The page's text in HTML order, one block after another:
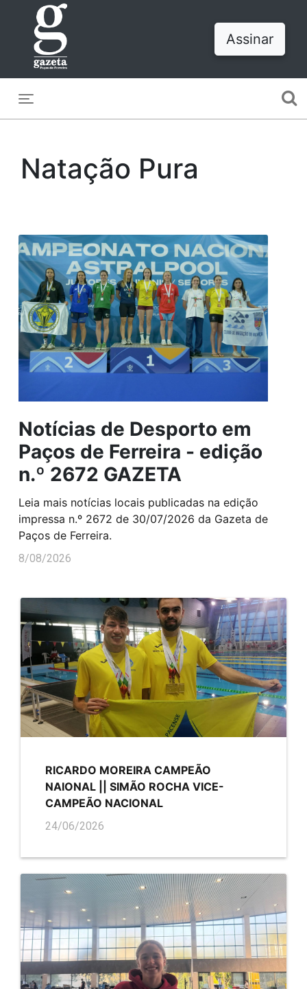
Assinar
Natação Pura
Notícias de Desporto em
Paços de Ferreira - edição
n.º 2672 GAZETA
Leia mais notícias locais publicadas na edição
impressa n.º 2672 de 30/07/2026 da Gazeta de
Paços de Ferreira.
8/08/2026
RICARDO MOREIRA CAMPEÃO
NAIONAL || SIMÃO ROCHA VICE-
CAMPEÃO NACIONAL
24/06/2026